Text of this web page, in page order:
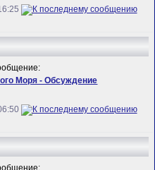
Моря - Обсуждение